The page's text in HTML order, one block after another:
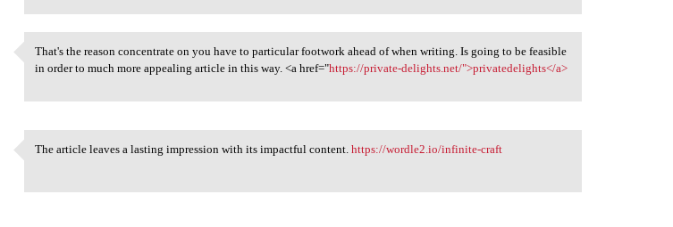
That's the reason concentrate
That's the reason concentrate on you have to particular footwork ahead of when writing. Is going to be feasible
in order to much more appealing article in this way. <a href="https://private-delights.net/">privatedelights</a>
The article leaves a lasting
The article leaves a lasting impression with its impactful content.https://wordle2.io/infinite-craft